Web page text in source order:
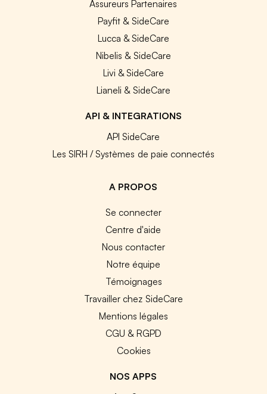
Assureurs Partenaires
Payfit & SideCare
Lucca & SideCare
Nibelis & SideCare
Livi & SideCare
Lianeli & SideCare
API & INTEGRATIONS
API SideCare
Les SIRH / Systèmes de paie connectés
A PROPOS
Se connecter
Centre d'aide
Nous contacter
Notre équipe
Témoignages
Travailler chez SideCare
Mentions légales
CGU & RGPD
Cookies
NOS APPS